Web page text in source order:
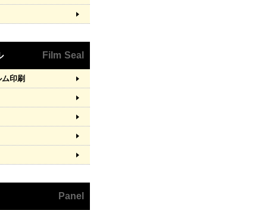
Film Seal
印刷
Panel